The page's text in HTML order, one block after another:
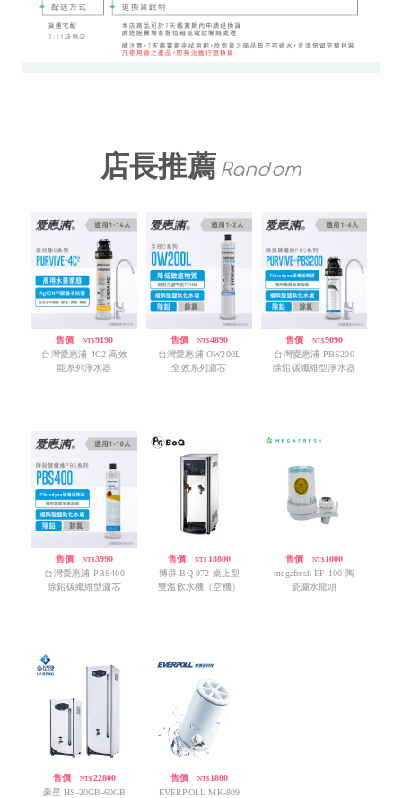
店長推薦 Random
售價/ NT$9190
台灣愛惠浦 4C2 高效
能系列淨水器
售價/ NT$4890
台灣愛惠浦 OW200L
全效系列濾芯
售價/ NT$9090
台灣愛惠浦 PBS200
除鉛碳纖維型淨水器
售價/ NT$3990
台灣愛惠浦 PBS400
除鉛碳纖維型濾芯
售價 /NT$ 18800
博群 BQ-972 桌上型
雙溫飲水機（空機）
售價/ NT$1000
megafresh EF-100 陶
瓷濾水龍頭
售價 /NT$22800
豪星 HS-20GB-60GB
售價/ NT$1800
EVERPOLL MK-809